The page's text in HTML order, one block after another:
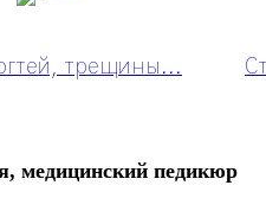
трещины...
медицинский педикюр